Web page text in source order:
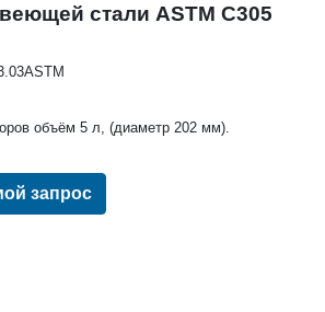
стали ASTM C305
объём 5 л, (диаметр 202 мм).
запрос